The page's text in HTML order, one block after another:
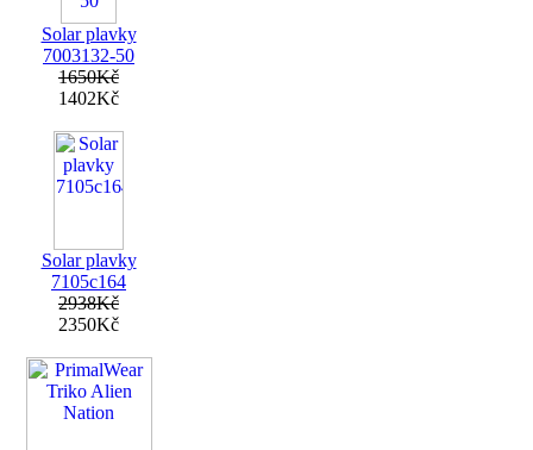
Solar plavky
7003132-50
1650Kč
1402Kč
Solar plavky
7105c164
2938Kč
2350Kč